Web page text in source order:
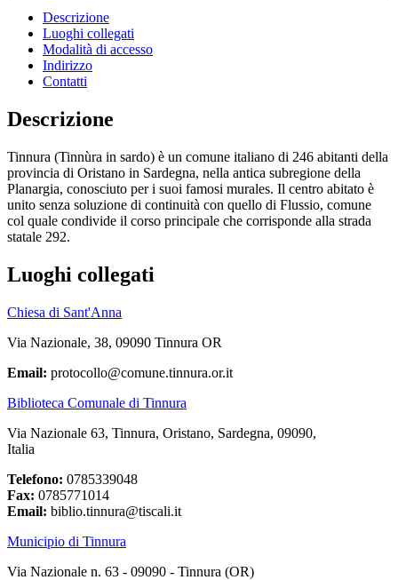
Descrizione
Luoghi collegati
Modalità di accesso
Indirizzo
Contatti
Descrizione
Tinnura (Tinnùra in sardo) è un comune italiano di 246 abitanti della
provincia di Oristano in Sardegna, nella antica subregione della
Planargia, conosciuto per i suoi famosi murales. Il centro abitato è
unito senza soluzione di continuità con quello di Flussio, comune
col quale condivide il corso principale che corrisponde alla strada
statale 292.
Luoghi collegati
Chiesa di Sant'Anna
Via Nazionale, 38, 09090 Tinnura OR
Email: protocollo@comune.tinnura.or.it
Biblioteca Comunale di Tinnura
Via Nazionale 63, Tinnura, Oristano, Sardegna, 09090,
Italia
Telefono: 0785339048
Fax: 0785771014
Email: biblio.tinnura@tiscali.it
Municipio di Tinnura
Via Nazionale n. 63 - 09090 - Tinnura (OR)